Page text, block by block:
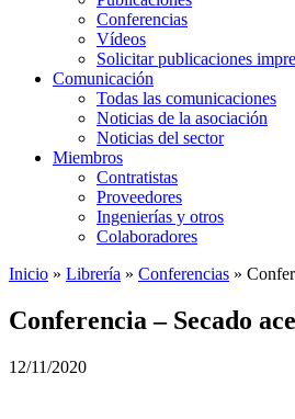
Conferencias
Vídeos
Solicitar publicaciones
Comunicación
Todas las comunicaciones
Noticias de la asociación
Noticias del sector
Miembros
Contratistas
Proveedores
Ingenierías y otros
Colaboradores
Inicio » Librería » Conferencias »
Conferencia – Secado
12/11/2020